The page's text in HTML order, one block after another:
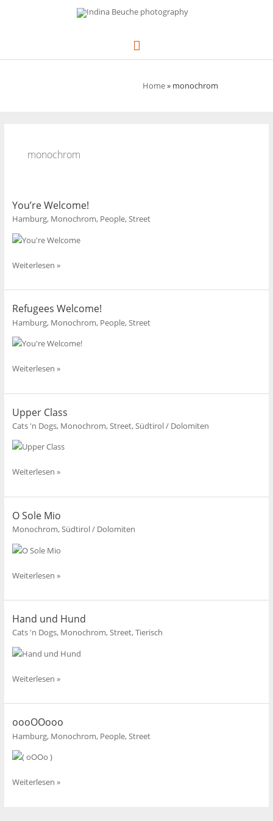
Hauptmenü
Home» monochrom
monochrom
You’re Welcome!
Hamburg, Monochrom, People,Street
You’re
Weiterlesen »
Refugees Welcome!
Hamburg, Monochrom, People,Street
Refugees
Weiterlesen »
Upper Class
Cats 'n Dogs, Monochrom,Street,Südtirol / Dolomiten
Upper
Weiterlesen »
O Sole Mio
Monochrom,Südtirol / Dolomiten
O
Mio
Weiterlesen »
Hand und Hund
Cats 'n Dogs, Monochrom,Street,Tierisch
Hand
Hund
Weiterlesen »
oooOOooo
Hamburg, Monochrom, People,Street
oooOOooo
Weiterlesen »